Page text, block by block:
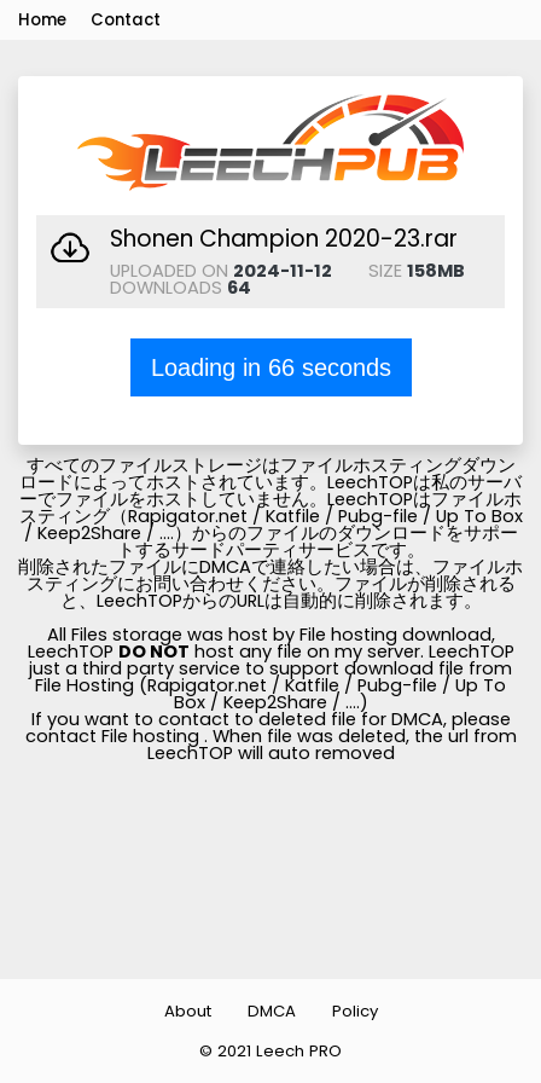
Home Contact
Shonen Champion 2020-23.rar
UPLOADED ON 2024-11-12 SIZE 158MB
DOWNLOADS 64
Loading in 66seconds
すべてのファイルストレージはファイルホスティングダウン
ロードによってホストされています。LeechTOPは私のサーバ
ーでファイルをホストしていません。LeechTOPはファイルホ
スティング（Rapigator.net / Katfile / Pubg-file / Up To Box
/ Keep2Share / ....）からのファイルのダウンロードをサポー
トするサードパーティサービスです。
削除されたファイルにDMCAで連絡したい場合は、ファイルホ
スティングにお問い合わせください。ファイルが削除される
と、LeechTOPからのURLは自動的に削除されます。
All Files storage was host by File hosting download,
LeechTOP DO NOT host any file on my server. LeechTOP
just a third party service to support download file from
File Hosting (Rapigator.net / Katfile / Pubg-file / Up To
Box / Keep2Share / ....)
If you want to contact to deleted file for DMCA, please
contact File hosting . When file was deleted, the url from
LeechTOP will auto removed
© 2021 Leech PRO
About DMCA Policy